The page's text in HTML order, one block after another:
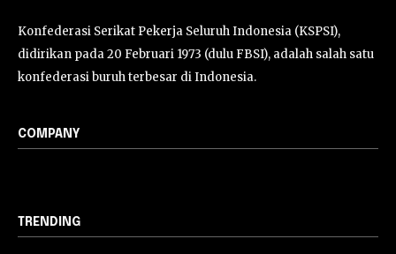
Konfederasi Serikat Pekerja Seluruh Indonesia (KSPSI),
didirikan pada 20 Februari 1973 (dulu FBSI), adalah salah satu
konfederasi buruh terbesar di Indonesia.
COMPANY
TRENDING